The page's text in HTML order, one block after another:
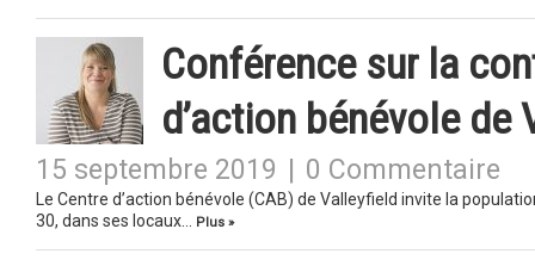
Conférence sur la
d’action bénévole de
15 septembre 2019 0 Commentaire
Le Centre d’action bénévole (CAB) de Valleyfield invite la
30, dans ses locaux…
Plus »